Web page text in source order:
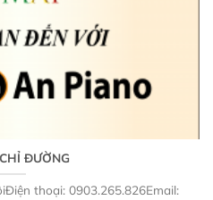
ĐƯỜNG
thoại: 0903.265.826Email: